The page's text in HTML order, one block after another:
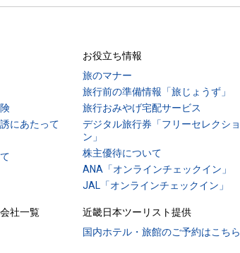
にあたって
お役立ち情報
旅のマナー
旅行前の準備情報「旅じょうず」
旅行おみやげ宅配サービス
デジタル旅行券「フリーセレクショ
ン」
株主優待について
ANA「オンラインチェックイン」
JAL「オンラインチェックイン」
社一覧
近畿日本ツーリスト提供
国内ホテル・旅館のご予約はこちら